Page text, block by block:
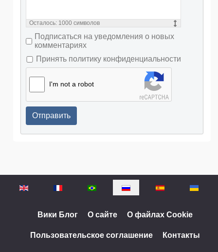
Осталось: 1000 символов
Подписаться на уведомления о новых
комментариях
Принять политику конфиденциальности
I'm not a robot
Отправить
Выберите язык
Вики Блог О сайте О файлах Cookie
Пользовательское соглашение Контакты